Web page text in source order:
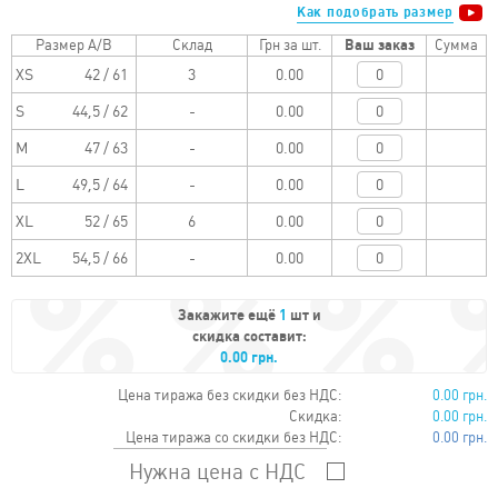
Как подобрать размер
Размер A/B Склад Грн за шт. Ваш заказ Сумма
XS 42 / 61 0.00
S 44,5 / 62 0.00
M 47 / 63 0.00
L 49,5 / 64 0.00
XL 52 / 65 0.00
2XL 54,5 / 66 0.00
Закажите ещё 1 шт и
скидка составит:
0.00 грн.
Цена тиража без скидки без НДС:
0.00 грн.
Скидка:
0.00 грн.
Цена тиража со скидки без НДС:
0.00 грн.
Нужна цена с НДС